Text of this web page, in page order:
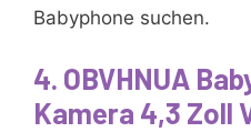
Babyphone suchen.
4. OBVHNUA
Kamera 4,3 Zoll